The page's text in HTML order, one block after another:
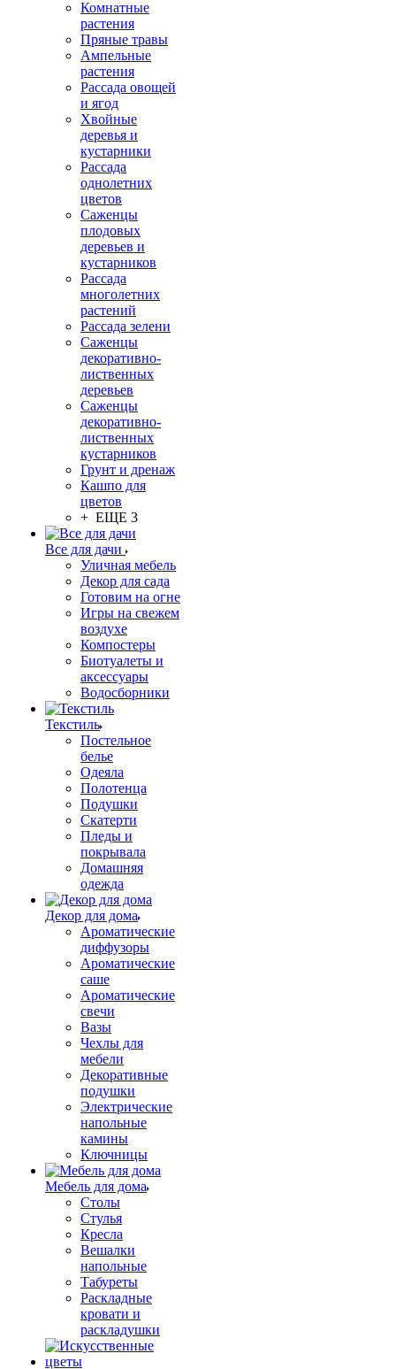
Комнатные
растения
Пряные травы
Ампельные
растения
Рассада овощей
и ягод
Хвойные
деревья и
кустарники
Рассада
однолетних
цветов
Саженцы
плодовых
деревьев и
кустарников
Рассада
многолетних
растений
Рассада зелени
Саженцы
декоративно-
лиственных
деревьев
Саженцы
декоративно-
лиственных
кустарников
Грунт и дренаж
Кашпо для
цветов
+ ЕЩЕ 3
Все для дачи
Уличная мебель
Декор для сада
Готовим на огне
Игры на свежем
воздухе
Компостеры
Биотуалеты и
аксессуары
Водосборники
Текстиль
Постельное
белье
Одеяла
Полотенца
Подушки
Скатерти
Пледы и
покрывала
Домашняя
одежда
Декор для дома
Ароматические
диффузоры
Ароматические
саше
Ароматические
свечи
Вазы
Чехлы для
мебели
Декоративные
подушки
Электрические
напольные
камины
Ключницы
Мебель для дома
Столы
Стулья
Кресла
Вешалки
напольные
Табуреты
Раскладные
кровати и
раскладушки